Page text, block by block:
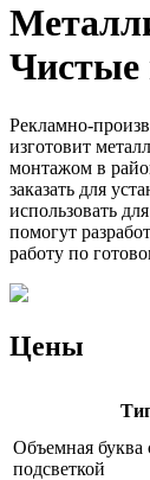
Чистые
Рекламно-
изготовит
монтажом в
заказать для
использовать
помогут
работу по
Цены
Объемная буква
подсветкой